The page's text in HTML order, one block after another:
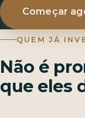
Começar
QUEM JÁ
Não é
que eles